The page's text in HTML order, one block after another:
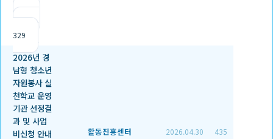
|
조회
329
2026년 경
남형 청소년
자원봉사 실
천학교 운영
기관 선정결
과 및 사업
비신청 안내
활동진흥센터 2026.04.30 435